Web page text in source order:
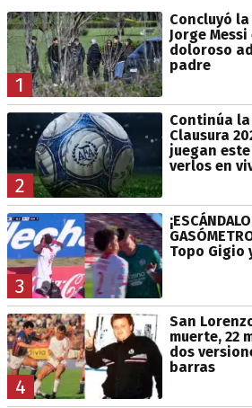
1
Concluyó
Jorge
doloroso
padre
2
Continúa la
Clausura
juegan
verlos en
3
Topo Gigio
4
San
muerte, 22
dos
barras